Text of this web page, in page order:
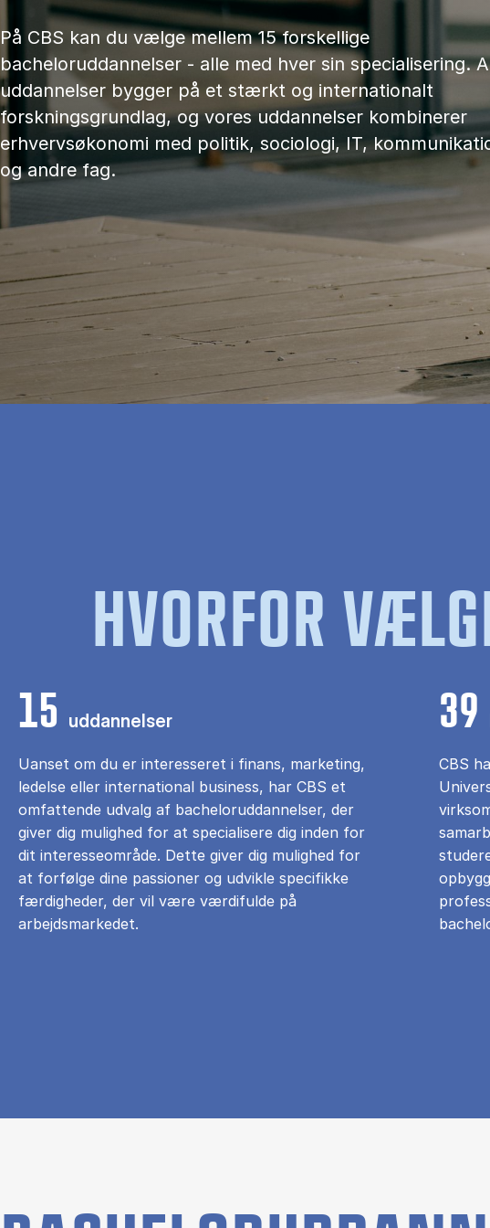
På CBS kan du vælge mellem 15 forskellige
bacheloruddannelser - alle med hver sin specialisering.
uddannelser bygger på et stærkt og internationalt
forskningsgrundlag, og vores uddannelser kombinerer
erhvervsøkonomi med politik, sociologi, IT,
og andre fag.
HVORFOR
15 uddannelser
Uanset om du er interesseret i finans, marketing,
ledelse eller international business, har CBS et
omfattende udvalg af bacheloruddannelser, der
giver dig mulighed for at specialisere dig inden for
dit interesseområde. Dette giver dig mulighed for
at forfølge dine passioner og udvikle specifikke
færdigheder, der vil være værdifulde på
arbejdsmarkedet.
39
CBS